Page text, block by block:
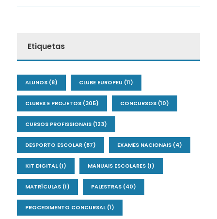
Etiquetas
ALUNOS (8) CLUBE EUROPEU (11)
CLUBES E PROJETOS (305) CONCURSOS (10)
CURSOS PROFISSIONAIS (123)
DESPORTO ESCOLAR (87) EXAMES NACIONAIS (4)
KIT DIGITAL(1) MANUAIS ESCOLARES (1)
MATRÍCULAS (1) PALESTRAS (40)
PROCEDIMENTO CONCURSAL(1)